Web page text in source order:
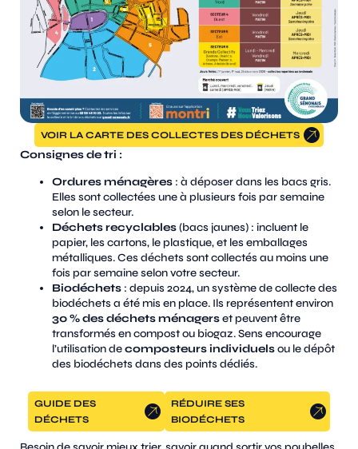
VOIR LA CARTE DES COLLECTES DES DÉCHETS
Consignes de tri :
Ordures ménagères : à déposer dans les bacs gris.
Elles sont collectées une à plusieurs fois par semaine
selon le secteur.
Déchets recyclables(bacs jaunes) : incluent le
papier, les cartons, le plastique, et les emballages
métalliques. Ces déchets sont collectés au moins une
fois par semaine selon votre secteur​.
Biodéchets : depuis 2024, un système de collecte des
biodéchets a été mis en place. Ils représentent environ
30 % des déchets ménagerset peuvent être
transformés en compost ou biogaz. Sens encourage
l’utilisation decomposteurs individuelsou le dépôt
des biodéchets dans des points dédiés.
GUIDE DES
DÉCHETS
RÉDUIRE SES
BIODÉCHETS